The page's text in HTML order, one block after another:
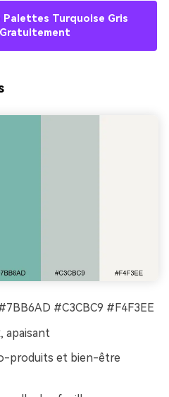
Palettes Turquoise Gris
Gratuitement
#C3CBC9 #F4F3EE
apaisant
produits et bien-être